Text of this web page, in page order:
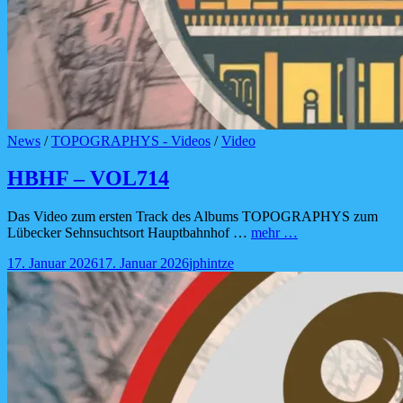
Cat
News /TOPOGRAPHYS - Videos /Video
HBHF – VOL714
Das Video zum ersten Track des Albums TOPOGRAPHYS zum
Lübecker Sehnsuchtsort Hauptbahnhof … mehr …
Posted-
17. Januar 202617. Januar 2026By
line
Byline
jphintze